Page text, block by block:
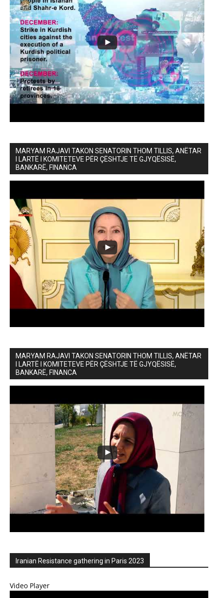
MARYAM RAJAVI TAKON SENATORIN THOM TILLIS, ANËTAR
I LARTË I KOMITETEVE PËR ÇËSHTJE TË GJYQËSISË,
BANKARË, FINANCA
MARYAM RAJAVI TAKON SENATORIN THOM TILLIS, ANËTAR
I LARTË I KOMITETEVE PËR ÇËSHTJE TË GJYQËSISË,
BANKARË, FINANCA
Iranian Resistance gathering in Paris 2023
Video Player